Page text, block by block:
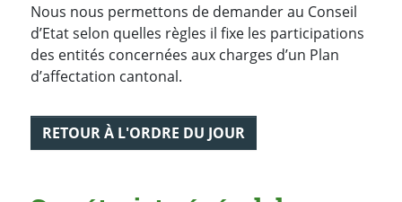
Nous nous permettons de demander au Conseil
d’Etat selon quelles règles il fixe les participations
des entités concernées aux charges d’un Plan
d’affectation cantonal.
RETOUR À L'ORDRE DU JOUR